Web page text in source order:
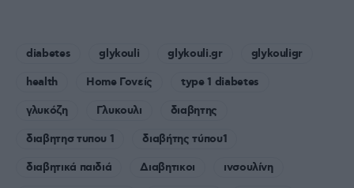
diabetes glykouli glykouli.gr
glykouligr
health
Home Γονείς
type 1 diabetes
γλυκόζη
Γλυκουλι
διαβητης
διαβητησ τυπου 1
διαβήτης τύπου1
διαβητικά παιδιά
Διαβητικοι
ινσουλίνη